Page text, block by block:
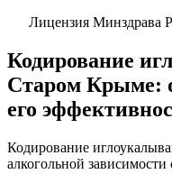
Лицензия Минздрава
Кодирование
Старом Крыме:
его
Кодирование
алкогольной